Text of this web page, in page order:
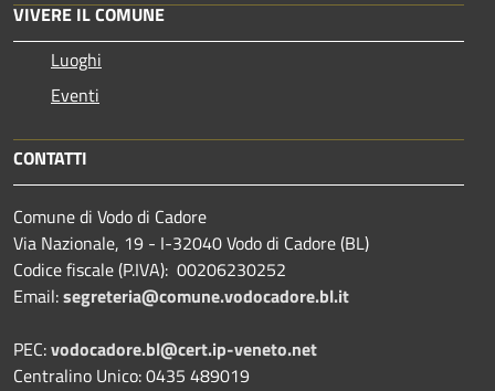
VIVERE IL COMUNE
Luoghi
Eventi
CONTATTI
Comune di Vodo di Cadore
Via Nazionale, 19 - I-32040 Vodo di Cadore (BL)
Codice fiscale (P.IVA): 00206230252
Email:segreteria@comune.vodocadore.bl.it
PEC:vodocadore.bl@cert.ip-veneto.net
Centralino Unico: 0435 489019